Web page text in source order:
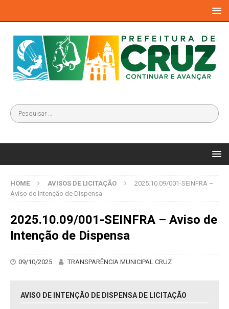
HOME AVISOS DE LICITAÇÃO
2025.10.09/001-SEINFRA –
Aviso de Intenção de Dispensa
2025.10.09/001-SEINFRA – Aviso de
Intenção de Dispensa
09/10/2025 TRANSPARÊNCIA MUNICIPAL CRUZ
AVISO DE INTENÇÃO DE DISPENSA DE LICITAÇÃO